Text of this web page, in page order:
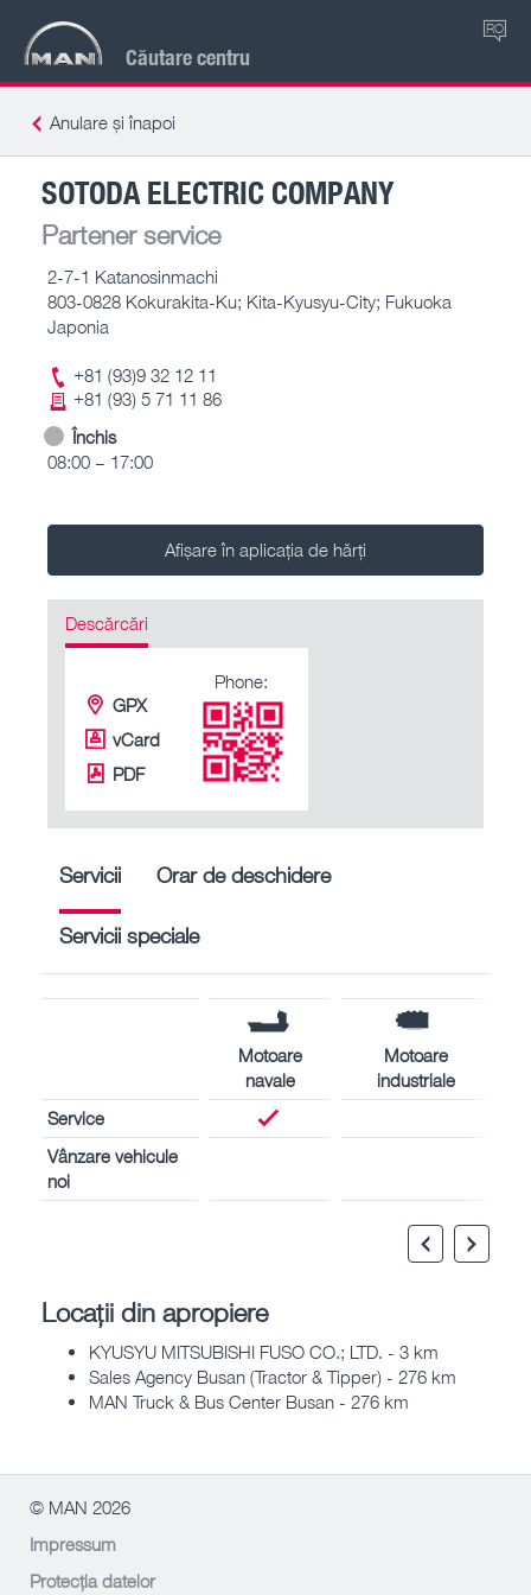
Căutare centru
RO
Anulare și înapoi
SOTODA ELECTRIC COMPANY
Partener service
2-7-1 Katanosinmachi
803-0828 Kokurakita-Ku; Kita-Kyusyu-City; Fukuoka
Japonia
+81 (93)9 32 12 11
+81 (93) 5 71 11 86
Închis
08:00 – 17:00
Afișare în aplicația de hărți
Descărcări
GPX
vCard
PDF
Phone:
Servicii Orar de deschidere
Servicii speciale
Motoare
navale
Motoare
industriale
Service
Vânzare vehicule
noi
Locații din apropiere
KYUSYU MITSUBISHI FUSO CO.; LTD. - 3 km
Sales Agency Busan (Tractor & Tipper) - 276 km
MAN Truck & Bus Center Busan - 276 km
© MAN 2026
Impressum
Protecția datelor